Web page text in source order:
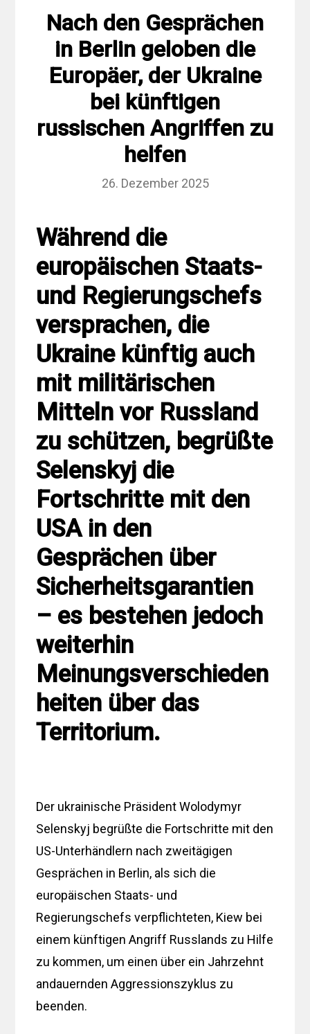
Nach den Gesprächen
in Berlin geloben die
Europäer, der Ukraine
bei künftigen
russischen Angriffen zu
helfen
26. Dezember 2025
Während die
europäischen Staats-
und Regierungschefs
versprachen, die
Ukraine künftig auch
mit militärischen
Mitteln vor Russland
zu schützen, begrüßte
Selenskyj die
Fortschritte mit den
USA in den
Gesprächen über
Sicherheitsgarantien
– es bestehen jedoch
weiterhin
Meinungsverschieden
heiten über das
Territorium.
Der ukrainische Präsident Wolodymyr
Selenskyj begrüßte die Fortschritte mit den
US-Unterhändlern nach zweitägigen
Gesprächen in Berlin, als sich die
europäischen Staats- und
Regierungschefs verpflichteten, Kiew bei
einem künftigen Angriff Russlands zu Hilfe
zu kommen, um einen über ein Jahrzehnt
andauernden Aggressionszyklus zu
beenden.